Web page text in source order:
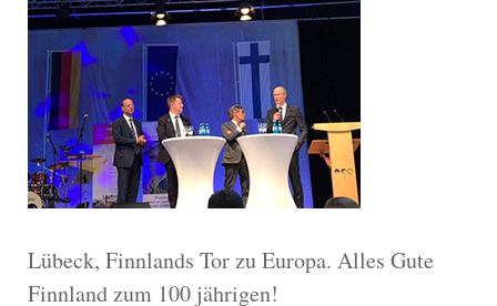
Lübeck, Finnlands Tor zu Europa. Alles Gute
Finnland zum 100 jährigen!